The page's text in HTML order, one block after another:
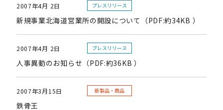
2007年4月 2日 プレスリリース
新規事業北海道営業所の開設について（PDF:約34KB ）
2007年4月 2日 プレスリリース
人事異動のお知らせ（PDF:約36KB ）
2007年3月15日 新製品・商品
鉄骨王